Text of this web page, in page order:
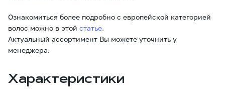
Ознакомиться более подробно с европейской категорией
волос можно в этой статье.
Актуальный ассортимент Вы можете уточнить у
менеджера.
Характеристики